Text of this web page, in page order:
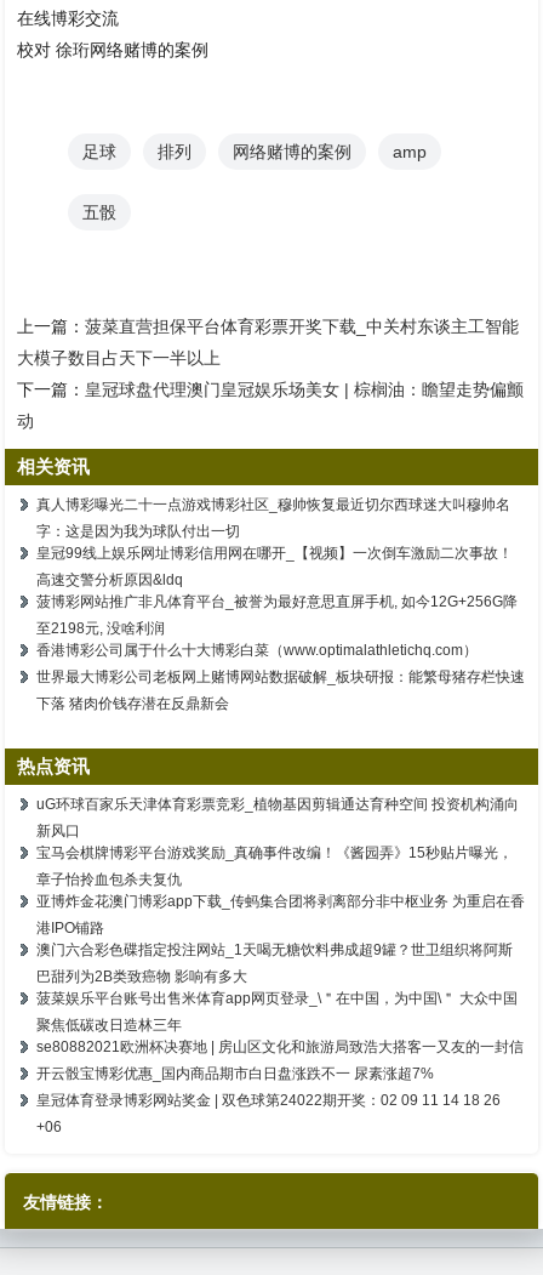
在线博彩交流
校对 徐珩网络赌博的案例
足球 排列 网络赌博的案例 amp
五骰
上一篇：菠菜直营担保平台体育彩票开奖下载_中关村东谈主工智能
大模子数目占天下一半以上
下一篇： 皇冠球盘代理澳门皇冠娱乐场美女 | 棕榈油：瞻望走势偏颤
动
相关资讯
真人博彩曝光二十一点游戏博彩社区_穆帅恢复最近切尔西球迷大叫穆帅名
字：这是因为我为球队付出一切
皇冠99线上娱乐网址博彩信用网在哪开_【视频】一次倒车激励二次事故！
高速交警分析原因&ldq
菠博彩网站推广非凡体育平台_被誉为最好意思直屏手机, 如今12G+256G降
至2198元, 没啥利润
香港博彩公司属于什么十大博彩白菜（www.optimalathletichq.com）
世界最大博彩公司老板网上赌博网站数据破解_板块研报：能繁母猪存栏快速
下落 猪肉价钱存潜在反鼎新会
热点资讯
uG环球百家乐天津体育彩票竞彩_植物基因剪辑通达育种空间 投资机构涌向
新风口
宝马会棋牌博彩平台游戏奖励_真确事件改编！《酱园弄》15秒贴片曝光，
章子怡拎血包杀夫复仇
亚博炸金花澳门博彩app下载_传蚂集合团将剥离部分非中枢业务 为重启在香
港IPO铺路
澳门六合彩色碟指定投注网站_1天喝无糖饮料弗成超9罐？世卫组织将阿斯
巴甜列为2B类致癌物 影响有多大
菠菜娱乐平台账号出售米体育app网页登录_\＂在中国，为中国\＂ 大众中国
聚焦低碳改日造林三年
se80882021欧洲杯决赛地 | 房山区文化和旅游局致浩大搭客一又友的一封信
开云骰宝博彩优惠_国内商品期市白日盘涨跌不一 尿素涨超7%
皇冠体育登录博彩网站奖金 | 双色球第24022期开奖：02 09 11 14 18 26
+06
友情链接：